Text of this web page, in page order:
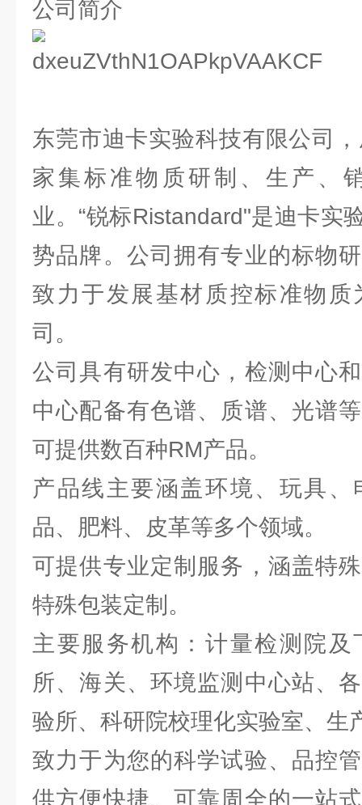
公司简介
东莞市迪卡实验科技有限公司
家集标准物质研制、生产、
业。“锐标Ristandard"是迪卡实
势品牌。公司拥有专业的标物
致力于发展基材质控标准物质
司。
公司具有研发中心，检测中心
中心配备有色谱、质谱、光谱
可提供数百种RM产品。
产品线主要涵盖环境、玩具
品、肥料、皮革等多个领域。
可提供专业定制服务，涵盖特
特殊包装定制。
主要服务机构：计量检测院
所、海关、环境监测中心站、
验所、科研院校理化实验室、生
致力于为您的科学试验、品控
供方便快捷、可靠周全的一站